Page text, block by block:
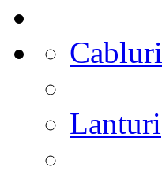
Cabluri
Lanturi